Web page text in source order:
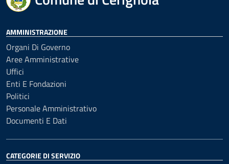
AMMINISTRAZIONE
Organi Di Governo
Aree Amministrative
Uffici
Enti E Fondazioni
Politici
Personale Amministrativo
Documenti E Dati
CATEGORIE DI SERVIZIO